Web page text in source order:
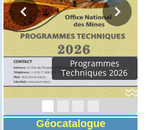
Programmes
Techniques 2026
Géocatalogue